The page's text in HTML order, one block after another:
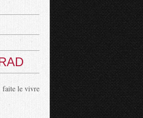
faite le vivre